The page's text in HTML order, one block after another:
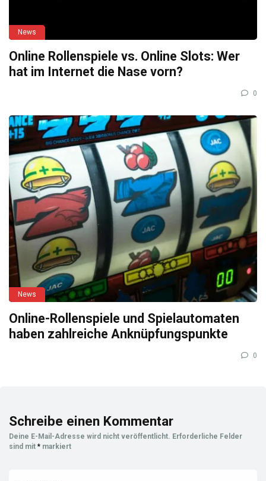
News
Online Rollenspiele vs. Online Slots: Wer
hat im Internet die Nase vorn?
0
News
Online-Rollenspiele und Spielautomaten
haben zahlreiche Anknüpfungspunkte
0
Schreibe einen Kommentar
Deine E-Mail-Adresse wird nicht veröffentlicht. Erforderliche Felder
sind mit * markiert